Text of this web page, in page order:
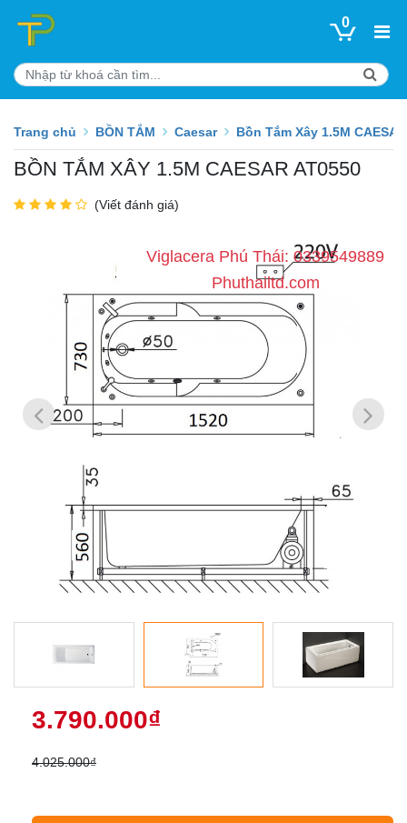
0
Trang chủ BỒN TẮM Caesar Bồn Tắm Xây 1.5M
BỒN TẮM XÂY 1.5M CAESAR AT0550
(Viết đánh giá)
Viglacera Phú Thái: 0339549889
Phuthailtd.com
3.790.000₫
4.025.000₫